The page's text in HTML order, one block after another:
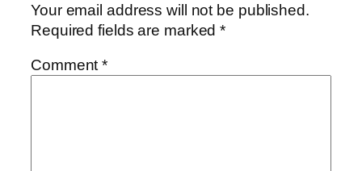
Your email address will not be published.
Required fields are marked*
Comment*